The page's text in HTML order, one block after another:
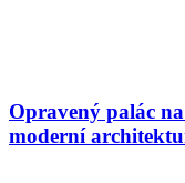
Opravený palác
moderní